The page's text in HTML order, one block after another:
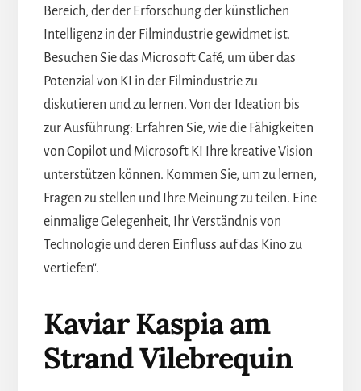
Bereich, der der Erforschung der künstlichen
Intelligenz in der Filmindustrie gewidmet ist.
Besuchen Sie das Microsoft Café, um über das
Potenzial von KI in der Filmindustrie zu
diskutieren und zu lernen. Von der Ideation bis
zur Ausführung: Erfahren Sie, wie die Fähigkeiten
von Copilot und Microsoft KI Ihre kreative Vision
unterstützen können. Kommen Sie, um zu lernen,
Fragen zu stellen und Ihre Meinung zu teilen. Eine
einmalige Gelegenheit, Ihr Verständnis von
Technologie und deren Einfluss auf das Kino zu
vertiefen".
Kaviar Kaspia am
Strand Vilebrequin